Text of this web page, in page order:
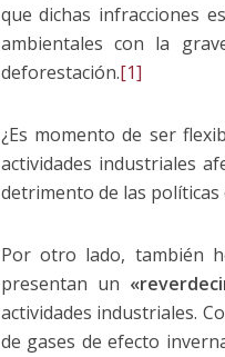
que dichas infracciones
ambientales con la
deforestación.[1]
¿Es momento de ser
actividades industriales
detrimento de las políticas
Por otro lado, también
presentan un
actividades industriales.
de gases de efecto